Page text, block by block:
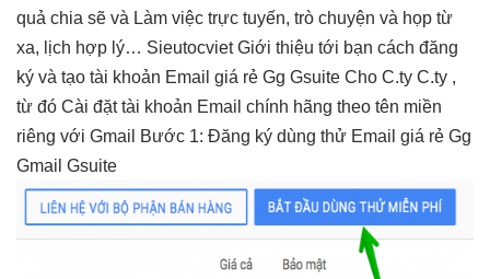
quả chia sẽ và Làm việc trực tuyến, trò chuyện và họp từ
xa, lịch hợp lý… Sieutocviet Giới thiệu tới bạn cách đăng
ký và tạo tài khoản Email giá rẻ Gg Gsuite Cho C.ty C.ty ,
từ đó Cài đặt tài khoản Email chính hãng theo tên miền
riêng với Gmail Bước 1: Đăng ký dùng thử Email giá rẻ Gg
Gmail Gsuite